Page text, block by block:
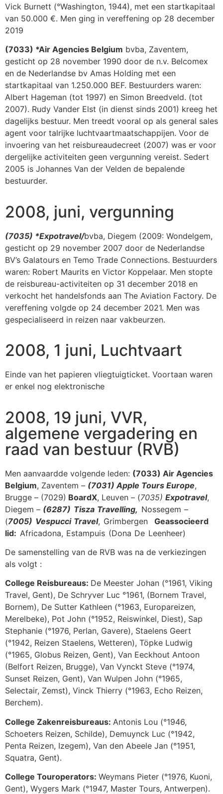
Vick Burnett (°Washington, 1944), met een startkapitaal
van 50.000 €. Men ging in vereffening op 28 december
2019
(7033) *Air Agencies Belgium bvba, Zaventem,
gesticht op 28 november 1990 door de n.v. Belcomex
en de Nederlandse bv Amas Holding met een
startkapitaal van 1.250.000 BEF. Bestuurders waren:
Albert Hageman (tot 1997) en Simon Breedveld. (tot
2007). Rudy Vander Elst (in dienst sinds 2001) kreeg het
dagelijks bestuur. Men treedt vooral op als general sales
agent voor talrijke luchtvaartmaatschappijen. Voor de
invoering van het reisbureaudecreet (2007) was er voor
dergelijke activiteiten geen vergunning vereist. Sedert
2005 is Johannes Van der Velden de bepalende
bestuurder.
2008, juni, vergunning
(7035) *Expotravel/bvba, Diegem (2009: Wondelgem,
gesticht op 29 november 2007 door de Nederlandse
BV’s Galatours en Temo Trade Connections. Bestuurders
waren: Robert Maurits en Victor Koppelaar. Men stopte
de reisbureau-activiteiten op 31 december 2018 en
verkocht het handelsfonds aan The Aviation Factory. De
vereffening volgde op 24 december 2021. Men was
gespecialiseerd in reizen naar vakbeurzen.
2008, 1 juni, Luchtvaart
Einde van het papieren vliegtuigticket. Voortaan waren
er enkel nog elektronische
2008, 19 juni, VVR,
algemene vergadering en
raad van bestuur (RVB)
Men aanvaardde volgende leden: (7033) Air Agencies
Belgium, Zaventem – (7031) Apple Tours Europe,
Brugge – (7029) BoardX, Leuven – (7035) Expotravel,
Diegem – (6287) Tisza Travelling, Nossegem –
(7005) Vespucci Travel, GrimbergenGeassocieerd
lid: Africadona, Estampuis (Dona De Leenheer)
De samenstelling van de RVB was na de verkiezingen
als volgt :
College Reisbureaus: De Meester Johan (°1961, Viking
Travel, Gent), De Schryver Luc °1961, (Bornem Travel,
Bornem), De Sutter Kathleen (°1963, Europareizen,
Merelbeke), Pot John (°1952, Reiswinkel, Diest), Sap
Stephanie (°1976, Perlan, Gavere), Staelens Geert
(°1942, Reizen Staelens, Wetteren), Töpke Ludwig
(°1965, Globus Reizen, Gent), Van Eeckhout Antoon
(Belfort Reizen, Brugge), Van Vynckt Steve (°1974,
Sunset Reizen, Gent), Van Wulpen John (°1965,
Selectair, Zemst), Vinck Thierry (°1963, Echo Reizen,
Berchem).
College Zakenreisbureaus: Antonis Lou (°1946,
Schoeters Reizen, Schilde), Demuynck Luc (°1942,
Penta Reizen, Izegem), Van den Abeele Jan (°1951,
Squatra, Gent).
College Touroperators: Weymans Pieter (°1976, Kuoni,
Gent), Wygers Mark (°1947, Master Tours, Antwerpen).